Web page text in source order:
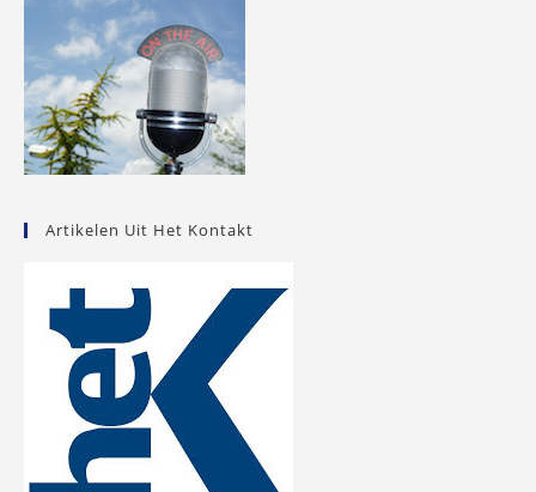
Artikelen Uit Het Kontakt